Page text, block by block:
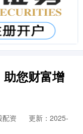
您财富增
配资
更新：2025-